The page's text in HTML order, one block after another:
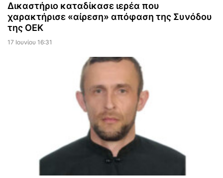
Δικαστήριο καταδίκασε ιερέα που
χαρακτήρισε «αίρεση» απόφαση της Συνόδου
της ΟΕΚ
17 Ιουνίου 16:31